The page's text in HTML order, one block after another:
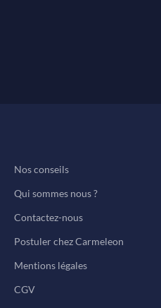
Nos conseils
Qui sommes nous ?
Contactez-nous
Postuler chez Carmeleon
Mentions légales
CGV